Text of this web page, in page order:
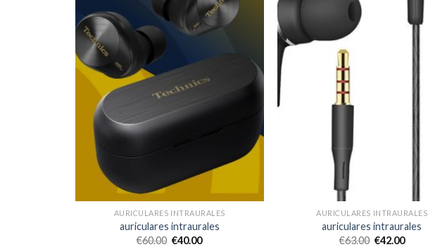
AURICULARES INTRAURALES
auriculares intraurales
€60.00 €40.00
AURICULARES INTRAURALES
auriculares intraurales
€63.00 €42.00